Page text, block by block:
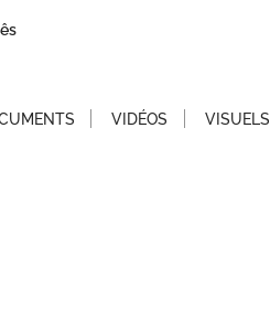
VIDÉOS VISUELS